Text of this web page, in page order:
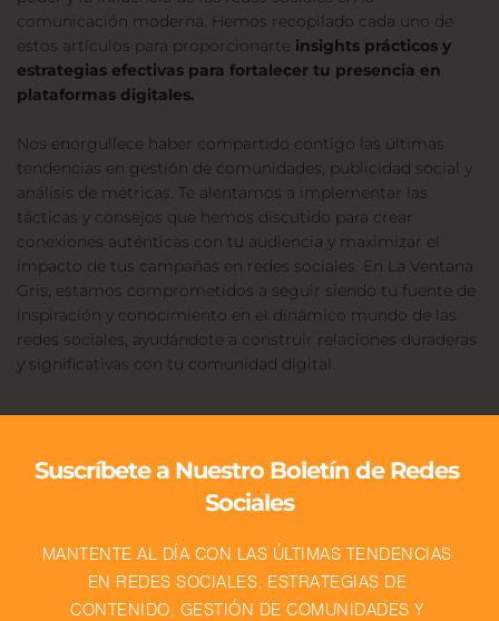
comunicación moderna. Hemos recopilado cada uno de
estos artículos para proporcionarte insights prácticos y
estrategias efectivas para fortalecer tu presencia en
plataformas digitales.
Nos enorgullece haber compartido contigo las últimas
tendencias en gestión de comunidades, publicidad social y
análisis de métricas. Te alentamos a implementar las
tácticas y consejos que hemos discutido para crear
conexiones auténticas con tu audiencia y maximizar el
impacto de tus campañas en redes sociales. En
La Ventana
Gris , estamos comprometidos a seguir siendo tu fuente de
inspiración y conocimiento en el dinámico mundo de las
redes sociales, ayudándote a construir relaciones duraderas
y significativas con tu comunidad digital.
Suscríbete a Nuestro Boletín de Redes
Sociales
MANTENTE AL DÍA CON LAS ÚLTIMAS TENDENCIAS
EN REDES SOCIALES, ESTRATEGIAS DE
CONTENIDO, GESTIÓN DE COMUNIDADES Y